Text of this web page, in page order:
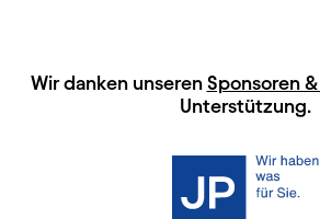
HAUPTSPONSOREN
Wir danken unseren Sponsoren
Unterstützung.